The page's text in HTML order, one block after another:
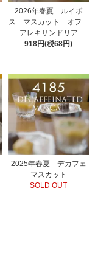
2026年春夏 ルイボ
ス マスカット オフ
アレキサンドリア
918円(税68円)
2025年春夏 デカフェ
マスカット
SOLD OUT